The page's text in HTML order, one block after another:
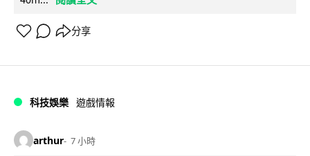
分享
科技娛樂 遊戲情報
arthur 7 小時